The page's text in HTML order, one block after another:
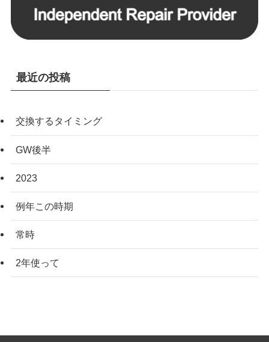
最近の投稿
交換するタイミング
GW後半
2023
例年この時期
常時
2年使って